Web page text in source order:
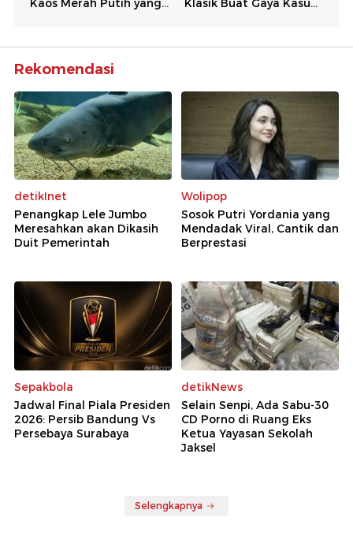
Rekomendasi
detikInet
Penangkap Lele Jumbo
Meresahkan akan Dikasih
Duit Pemerintah
Wolipop
Sosok Putri Yordania yang
Mendadak Viral, Cantik dan
Berprestasi
Sepakbola
Jadwal Final Piala Presiden
2026: Persib Bandung Vs
Persebaya Surabaya
detikNews
Selain Senpi, Ada Sabu-30
CD Porno di Ruang Eks
Ketua Yayasan Sekolah
Jaksel
Selengkapnya